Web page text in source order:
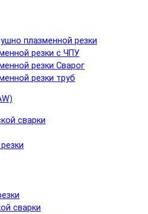
плазменной резки
резки с ЧПУ
резки Сварог
резки труб
сварки
сварки